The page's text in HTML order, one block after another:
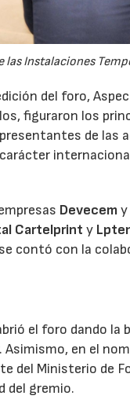
las Instalaciones
del foro,
figuraron los
de las
Devecemy
Cartelprint y
contó con la
el foro dando
en el
del Ministerio de
del gremio.